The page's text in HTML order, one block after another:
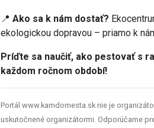
📍Ako sa k nám dostať?
ekologickou dopravou – priamo k
Príďte sa naučiť, ako pestovať s
každom ročnom období!
Portál www.kamdomesta.sk nie je
uskutočnené organizátormi. Odporúčame